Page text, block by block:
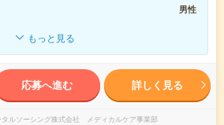
男性
もっと見る
応募へ進む 詳しく見る
タルソーシング株式会社 メディカルケア事業部